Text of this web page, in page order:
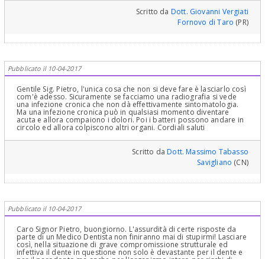
Scritto da Dott. Giovanni Vergiati
Fornovo di Taro (PR)
Pubblicato il 10-04-2017
Gentile Sig. Pietro, l'unica cosa che non si deve fare è lasciarlo così
com'è adesso. Sicuramente se facciamo una radiografia si vede
una infezione cronica che non dà effettivamente sintomatologia.
Ma una infezione cronica può in qualsiasi momento diventare
acuta e allora compaiono i dolori. Poi i batteri possono andare in
circolo ed allora colpiscono altri organi. Cordiali saluti
Scritto daDott. Massimo Tabasso
Savigliano (CN)
Pubblicato il 10-04-2017
Caro Signor Pietro, buongiorno. L'assurdità di certe risposte da
parte di un Medico Dentista non finiranno mai di stupirmi! Lasciare
così, nella situazione di grave compromissione strutturale ed
infettiva il dente in questione non solo è devastante per il dente e